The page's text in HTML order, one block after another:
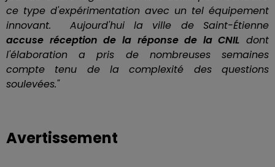
ce type d'expérimentation avec un tel équipement
innovant. Aujourd'hui la ville de Saint-Étienne
accuse réception de la réponse de la CNIL dont
l'élaboration a pris de nombreuses semaines
compte tenu de la complexité des questions
soulevées."
Avertissement